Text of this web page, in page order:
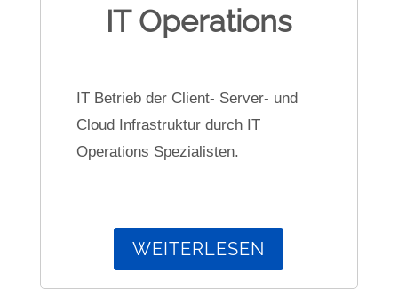
IT Operations
IT Betrieb der Client- Server- und
Cloud Infrastruktur durch IT
Operations Spezialisten.
WEITERLESEN